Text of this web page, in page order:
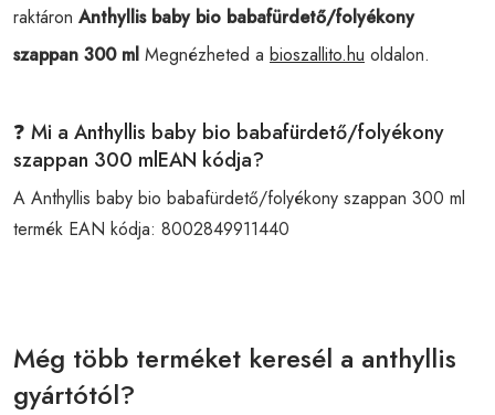
raktáron Anthyllis baby bio babafürdető/folyékony
szappan 300 ml Megnézheted a bioszallito.hu oldalon.
❓ Mi a Anthyllis baby bio babafürdető/folyékony
szappan 300 mlEAN kódja?
A Anthyllis baby bio babafürdető/folyékony szappan 300 ml
termék EAN kódja: 8002849911440
Még több terméket keresél a anthyllis
gyártótól?